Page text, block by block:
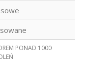
PONAD 1000